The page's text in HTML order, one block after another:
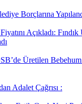
Borçlarına
Açıkladı:
Üretilen
Adalet Çağrısı :